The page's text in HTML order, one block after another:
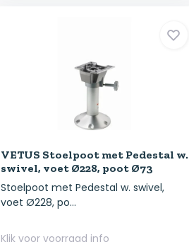
VETUS Stoelpoot met Pedestal w.
swivel, voet Ø228, poot Ø73
Stoelpoot met Pedestal w. swivel,
voet Ø228, po...
Klik voor voorraad info